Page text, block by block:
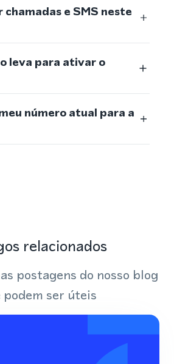
chamadas e SMS neste
leva para ativar o
número atual para a
relacionados
postagens do nosso blog
podem ser úteis